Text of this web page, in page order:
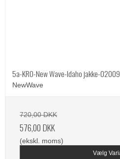
5a-KRO-New Wave-Idaho jakke-
NewWave
720,00 DKK
576,00 DKK
(ekskl. moms)
Vælg